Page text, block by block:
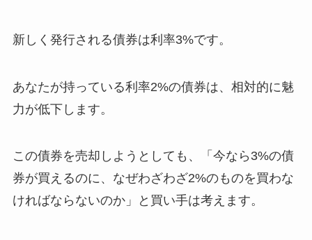
新しく発行される債券は利率3%です。
あなたが持っている利率2%の債券は、相対的に魅
力が低下します。
この債券を売却しようとしても、「今なら3%の債
券が買えるのに、なぜわざわざ2%のものを買わな
ければならないのか」と買い手は考えます。